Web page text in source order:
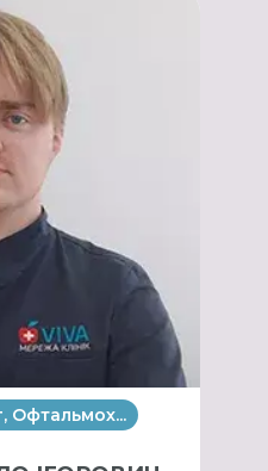
Офтальмох...